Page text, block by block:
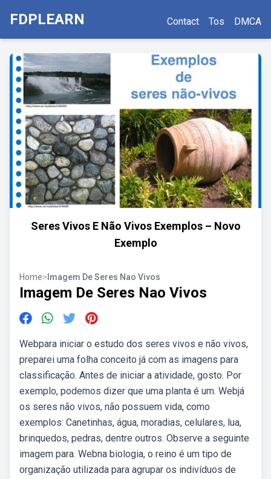
FDPLEARN Contact Tos DMCA
Seres Vivos E Não Vivos Exemplos – Novo
Exemplo
Home> Imagem De Seres Nao Vivos
Imagem De Seres Nao Vivos
Webpara iniciar o estudo dos seres vivos e não vivos,
preparei uma folha conceito já com as imagens para
classificação. Antes de iniciar a atividade, gosto. Por
exemplo, podemos dizer que uma planta é um. Webjá
os seres não vivos, não possuem vida, como
exemplos: Canetinhas, água, moradias, celulares, lua,
brinquedos, pedras, dentre outros. Observe a seguinte
imagem para. Webna biologia, o reino é um tipo de
organização utilizada para agrupar os indivíduos de